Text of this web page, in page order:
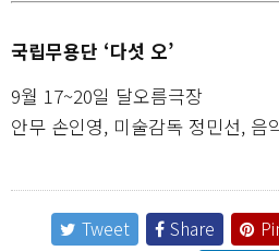
국립무용단 ‘다섯 오’
9월 17~20일 달오름극장
안무 손인영, 미술감독 정민선, 음
Tweet Share